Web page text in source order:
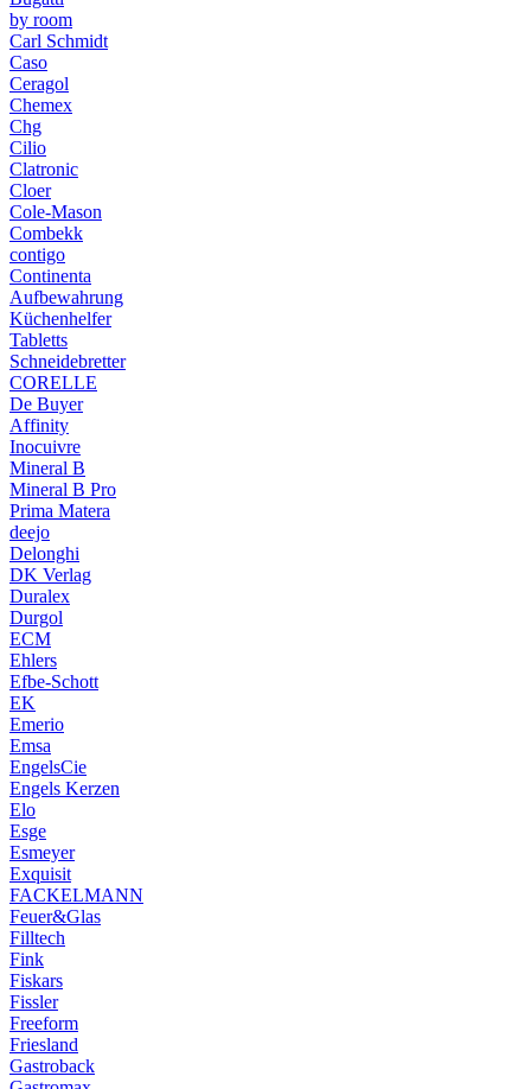
by room
Carl Schmidt
Caso
Ceragol
Chemex
Chg
Cilio
Clatronic
Cloer
Cole-Mason
Combekk
contigo
Continenta
Aufbewahrung
Küchenhelfer
Tabletts
Schneidebretter
CORELLE
De Buyer
Affinity
Inocuivre
Mineral B
Mineral B Pro
Prima Matera
deejo
Delonghi
DK Verlag
Duralex
Durgol
ECM
Ehlers
Efbe-Schott
EK
Emerio
Emsa
EngelsCie
Engels Kerzen
Elo
Esge
Esmeyer
Exquisit
FACKELMANN
Feuer&Glas
Filltech
Fink
Fiskars
Fissler
Freeform
Friesland
Gastroback